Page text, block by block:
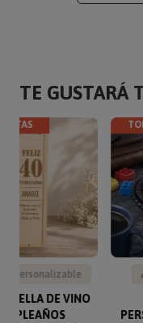
TE GUSTARÁ
personalizable
DE VINO